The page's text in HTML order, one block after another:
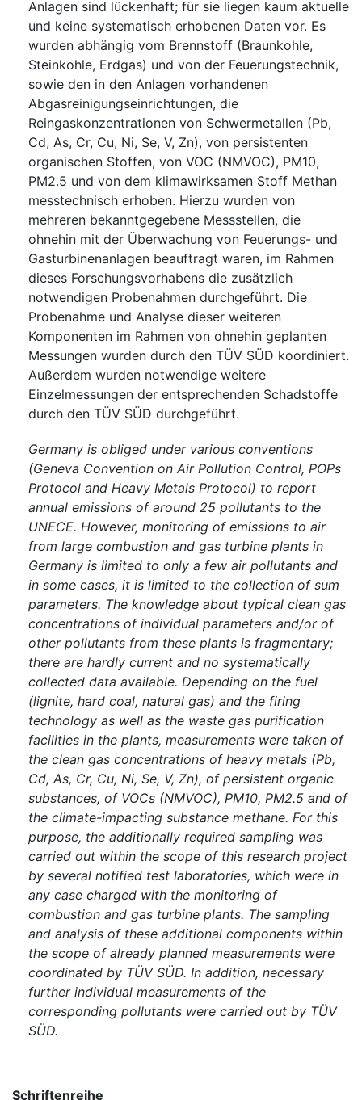
Anlagen sind lückenhaft; für sie liegen kaum aktuelle
und keine systematisch erhobenen Daten vor. Es
wurden abhängig vom Brennstoff (Braunkohle,
Steinkohle, Erdgas) und von der Feuerungstechnik,
sowie den in den Anlagen vorhandenen
Abgasreinigungseinrichtungen, die
Reingaskonzentrationen von Schwermetallen (Pb,
Cd, As, Cr, Cu, Ni, Se, V, Zn), von persistenten
organischen Stoffen, von VOC (NMVOC), PM10,
PM2.5 und von dem klimawirksamen Stoff Methan
messtechnisch erhoben. Hierzu wurden von
mehreren bekanntgegebene Messstellen, die
ohnehin mit der Überwachung von Feuerungs- und
Gasturbinenanlagen beauftragt waren, im Rahmen
dieses Forschungsvorhabens die zusätzlich
notwendigen Probenahmen durchgeführt. Die
Probenahme und Analyse dieser weiteren
Komponenten im Rahmen von ohnehin geplanten
Messungen wurden durch den TÜV SÜD koordiniert.
Außerdem wurden notwendige weitere
Einzelmessungen der entsprechenden Schadstoffe
durch den TÜV SÜD durchgeführt.
Germany is obliged under various conventions
(Geneva Convention on Air Pollution Control, POPs
Protocol and Heavy Metals Protocol) to report
annual emissions of around 25 pollutants to the
UNECE. However, monitoring of emissions to air
from large combustion and gas turbine plants in
Germany is limited to only a few air pollutants and
in some cases, it is limited to the collection of sum
parameters. The knowledge about typical clean gas
concentrations of individual parameters and/or of
other pollutants from these plants is fragmentary;
there are hardly current and no systematically
collected data available. Depending on the fuel
(lignite, hard coal, natural gas) and the firing
technology as well as the waste gas purification
facilities in the plants, measurements were taken of
the clean gas concentrations of heavy metals (Pb,
Cd, As, Cr, Cu, Ni, Se, V, Zn), of persistent organic
substances, of VOCs (NMVOC), PM10, PM2.5 and of
the climate-impacting substance methane. For this
purpose, the additionally required sampling was
carried out within the scope of this research project
by several notified test laboratories, which were in
any case charged with the monitoring of
combustion and gas turbine plants. The sampling
and analysis of these additional components within
the scope of already planned measurements were
coordinated by TÜV SÜD. In addition, necessary
further individual measurements of the
corresponding pollutants were carried out by TÜV
SÜD.
Schriftenreihe